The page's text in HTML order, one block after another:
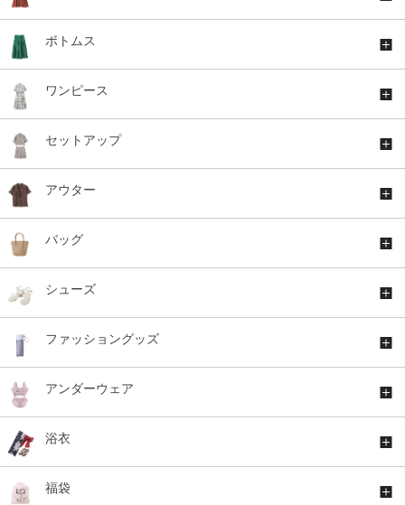
ボトムス
ワンピース
セットアップ
アウター
バッグ
シューズ
ファッショングッズ
アンダーウェア
浴衣
福袋